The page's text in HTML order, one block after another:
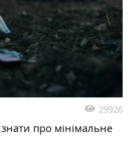
29926
про мінімальне